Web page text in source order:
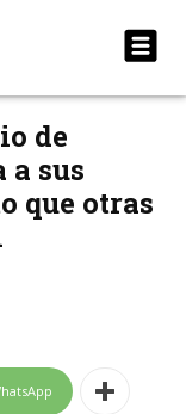
de
a sus
que otras